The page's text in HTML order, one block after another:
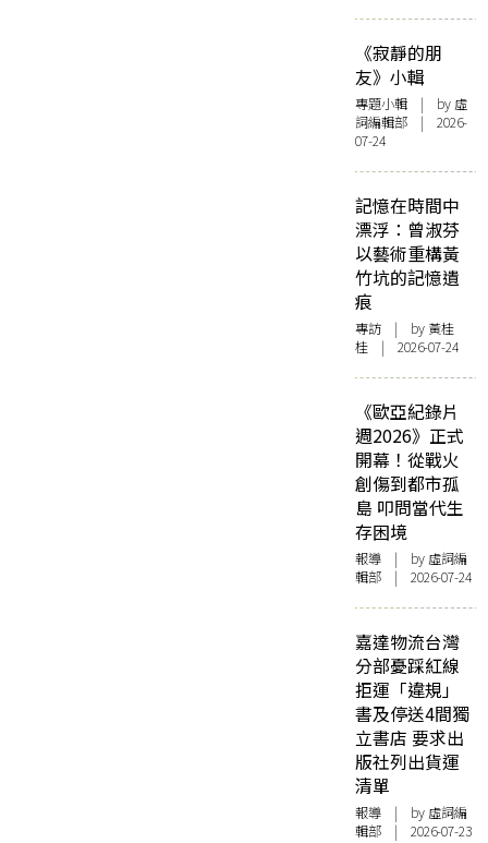
《寂靜的朋
友》小輯
專題小輯 | by 虛
詞編輯部 | 2026-
07-24
記憶在時間中
漂浮：曾淑芬
以藝術重構黃
竹坑的記憶遺
痕
專訪 | by 黃桂
桂 | 2026-07-24
《歐亞紀錄片
週2026》正式
開幕！從戰火
創傷到都市孤
島 叩問當代生
存困境
報導 | by 虛詞編
輯部 | 2026-07-24
嘉達物流台灣
分部憂踩紅線
拒運「違規」
書及停送4間獨
立書店 要求出
版社列出貨運
清單
報導 | by 虛詞編
輯部 | 2026-07-23